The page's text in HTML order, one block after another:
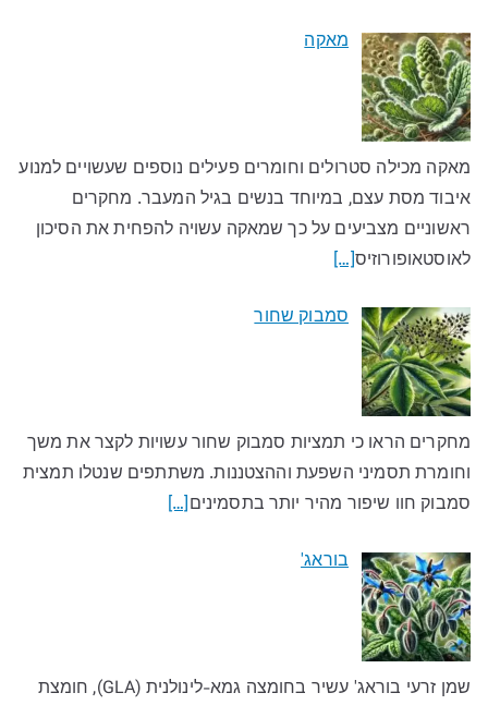
מאקה
מאקה מכילה סטרולים וחומרים פעילים נוספים שעשויים למנוע
איבוד מסת עצם, במיוחד בנשים בגיל המעבר. מחקרים
ראשוניים מצביעים על כך שמאקה עשויה להפחית את הסיכון
לאוסטאופורוזיס[…]
סמבוק שחור
מחקרים הראו כי תמציות סמבוק שחור עשויות לקצר את משך
וחומרת תסמיני השפעת וההצטננות. משתתפים שנטלו תמצית
סמבוק חוו שיפור מהיר יותר בתסמינים[…]
בוראג'
שמן זרעי בוראג' עשיר בחומצה גמא-לינולנית (GLA), חומצת